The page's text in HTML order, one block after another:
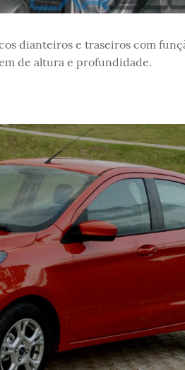
dianteiros e traseiros com
de altura e profundidade.